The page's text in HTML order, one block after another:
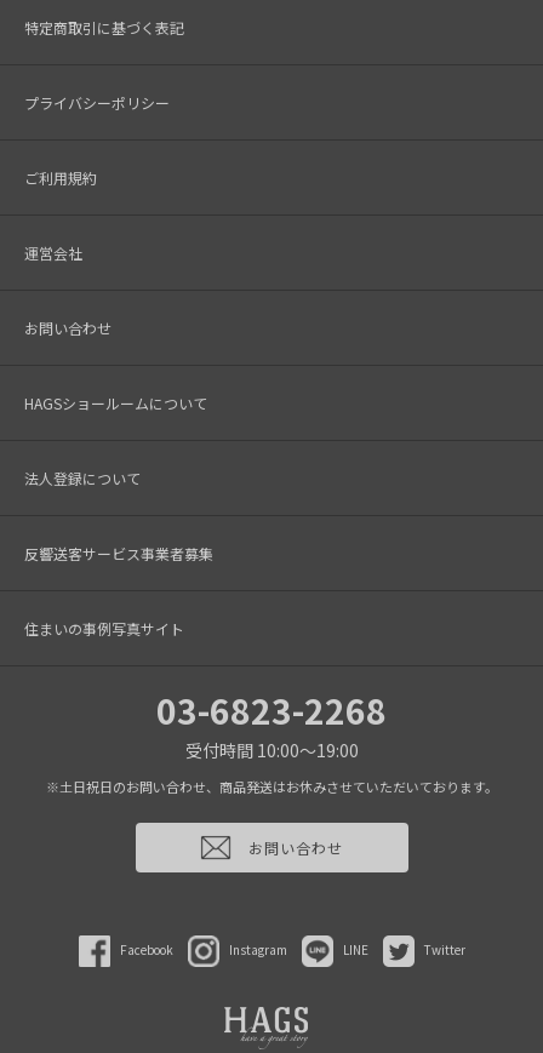
特定商取引に基づく表記
プライバシーポリシー
ご利用規約
運営会社
お問い合わせ
HAGSショールームについて
法人登録について
反響送客サービス事業者募集
住まいの事例写真サイト
03-6823-2268
受付時間 10:00～19:00
※土日祝日のお問い合わせ、商品発送はお休みさせていただいております。
お問い合わせ
Facebook Instagram LINE Twitter